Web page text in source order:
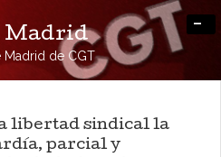
Madrid
Madrid de CGT
-
libertad sindical la
parcial y